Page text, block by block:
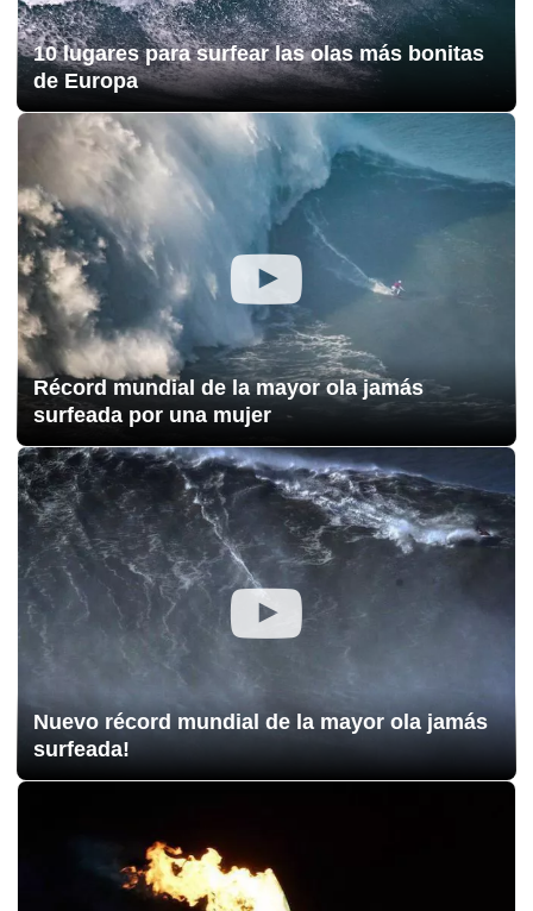
10 lugares para surfear las olas más bonitas
de Europa
Récord mundial de la mayor ola jamás
surfeada por una mujer
Nuevo récord mundial de la mayor ola jamás
surfeada!